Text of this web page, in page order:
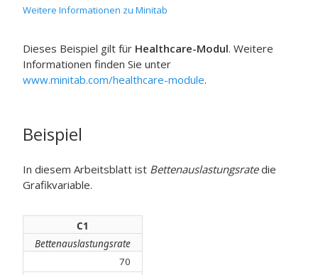
Weitere Informationen zu Minitab
Dieses Beispiel gilt für Healthcare-Modul. Weitere
Informationen finden Sie unter
www.minitab.com/healthcare-module.
Beispiel
In diesem Arbeitsblatt ist Bettenauslastungsratedie
Grafikvariable.
C1
Bettenauslastungsrate
70